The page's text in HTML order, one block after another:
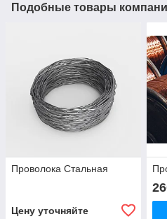
Подобные товары
Проволока Стальная
Цену уточняйте